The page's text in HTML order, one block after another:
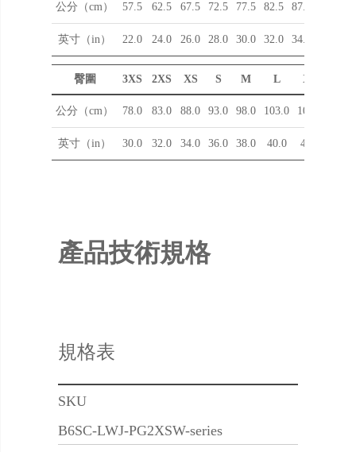
公分（cm） 57.5 62.5 67.5 72.5 77.5 82.5 87.5
英寸（in） 22.0 24.0 26.0 28.0 30.0 32.0 34.0
臀圍 3XS 2XS XS S M L XL
公分（cm） 78.0 83.0 88.0 93.0 98.0 103.0 108.0
英寸（in） 30.0 32.0 34.0 36.0 38.0 40.0 42.0
產品技術規格
規格表
SKU
B6SC-LWJ-PG2XSW-series